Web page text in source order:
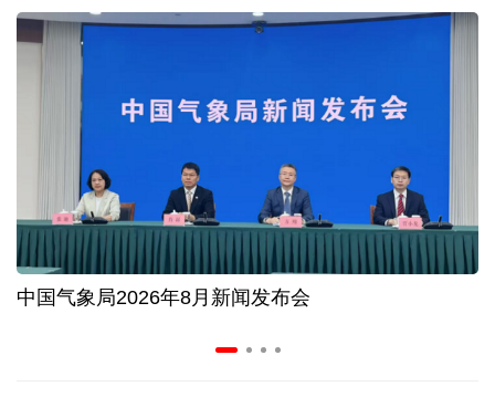
入境游火热 前7月北京离境退税各项数据均创新高
我国自阿根廷进口的牛肉已达到规定数量的50%
上半年我国黄金消费量511.412吨，同比增长1.23%
AI客服承诺不实、人工客服接入困难 中消协回应
数据有了“身份证” 我国正稳步推进数据产权登记
中国气象局2026年8月新闻发布会